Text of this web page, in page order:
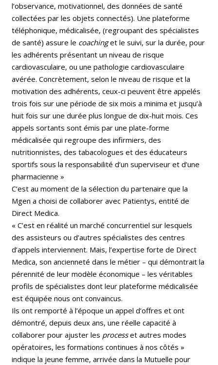
l’observance, motivationnel, des données de santé
collectées par les objets connectés). Une plateforme
téléphonique, médicalisée, (regroupant des spécialistes
de santé) assure le coachinget le suivi, sur la durée, pour
les adhérents présentant un niveau de risque
cardiovasculaire, ou une pathologie cardiovasculaire
avérée. Concrètement, selon le niveau de risque et la
motivation des adhérents, ceux-ci peuvent être appelés
trois fois sur une période de six mois a minima et jusqu’à
huit fois sur une durée plus longue de dix-huit mois. Ces
appels sortants sont émis par une plate-forme
médicalisée qui regroupe des infirmiers, des
nutritionnistes, des tabacologues et des éducateurs
sportifs sous la responsabilité d’un superviseur et d’une
pharmacienne »
C’est au moment de la sélection du partenaire que la
Mgen a choisi de collaborer avec Patientys, entité de
Direct Medica.
« C’est en réalité un marché concurrentiel sur lesquels
des assisteurs ou d’autres spécialistes des centres
d’appels interviennent. Mais, l’expertise forte de Direct
Medica, son ancienneté dans le métier – qui démontrait la
pérennité de leur modèle économique – les véritables
profils de spécialistes dont leur plateforme médicalisée
est équipée nous ont convaincus.
Ils ont remporté à l’époque un appel d’offres et ont
démontré, depuis deux ans, une réelle capacité à
collaborer pour ajuster les processet autres modes
opératoires, les formations continues à nos côtés »
indique la jeune femme, arrivée dans la Mutuelle pour